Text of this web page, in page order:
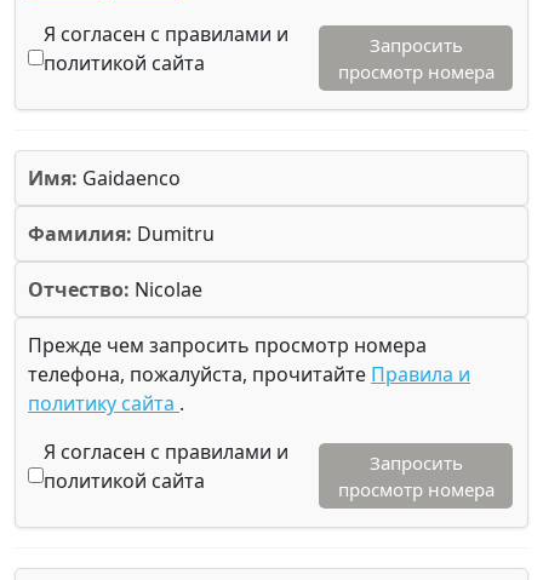
Я согласен с правилами и
политикой сайта
Запросить
просмотр номера
Имя: Gaidaenco
Фамилия: Dumitru
Отчество: Nicolae
Прежде чем запросить просмотр номера
телефона, пожалуйста, прочитайте Правила и
политику сайта .
Я согласен с правилами и
политикой сайта
Запросить
просмотр номера